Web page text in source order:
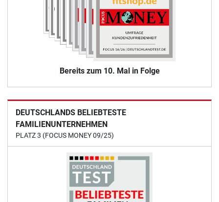
Bereits zum 10. Mal in Folge
DEUTSCHLANDS BELIEBTESTE
FAMILIENUNTERNEHMEN
PLATZ 3 (FOCUS MONEY 09/25)